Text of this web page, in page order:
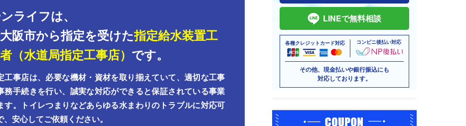
ライフは、
阪市から指定を受けた指定給水装置工
（水道局指定工事店） です。
工事店は、必要な機材・資材を取り揃えていて、適切な工事
務手続きを行い、誠実な対応ができると保証されている事業
す。トイレつまりなどあらゆる水まわりのトラブルに対応可
安心してご依頼ください。
LINEで無料相談
各種クレジットカード対応 コンビニ後払い対応
その他、現金払いや銀行振込にも
対応しております。